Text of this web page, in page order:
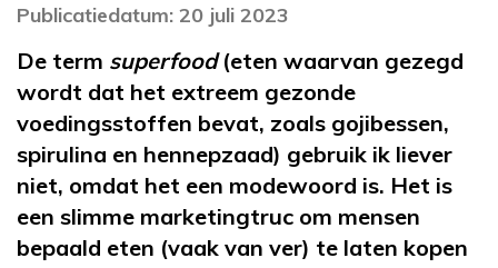
Publicatiedatum: 20 juli 2023
De term superfood(eten waarvan gezegd
wordt dat het extreem gezonde
voedingsstoffen bevat, zoals gojibessen,
spirulina en hennepzaad) gebruik ik liever
niet, omdat het een modewoord is. Het is
een slimme marketingtruc om mensen
bepaald eten (vaak van ver) te laten kopen